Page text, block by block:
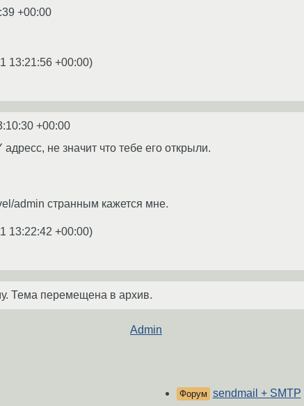
+00:00
13:21:56 +00:00)
+00:00
не значит что тебе его открыли.
admin странным кажется мне.
13:22:42 +00:00)
Тема перемещена в архив.
Admin
Форум sendmail + SMTP